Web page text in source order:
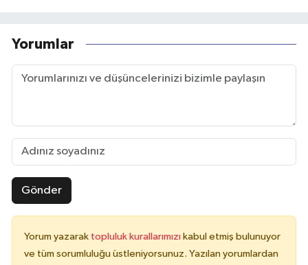
Yorumlar
Gönder
Yorum yazarak topluluk kurallarımızı kabul etmiş bulunuyor
ve tüm sorumluluğu üstleniyorsunuz. Yazılan yorumlardan